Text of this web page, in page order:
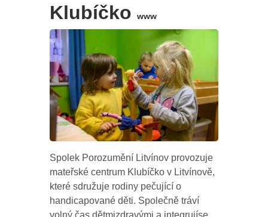
Klubíčkowww
Spolek Porozumění Litvínov provozuje
mateřské centrum Klubíčko v Litvínově,
které sdružuje rodiny pečující o
handicapované děti. Společně tráví
volný čas dětmizdravými a integrujíse